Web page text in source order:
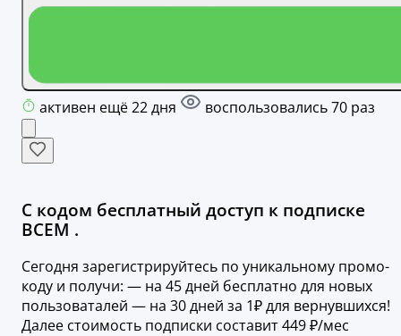
активен ещё 22 дня воспользовались 70 раз
С кодом бесплатный доступ к подписке
ВСЕМ .
Сегодня зарегистрируйтесь по уникальному промо-
коду и получи: — на 45 дней бесплатно для новых
пользоваталей — на 30 дней за 1₽ для вернувшихся!
Далее стоимость подписки составит 449 ₽/мес